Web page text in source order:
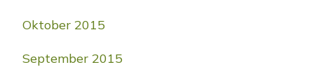
Oktober 2015
September 2015